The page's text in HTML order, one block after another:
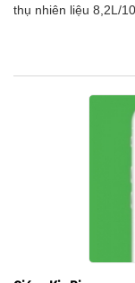
thụ nhiên liệu 8,2L/